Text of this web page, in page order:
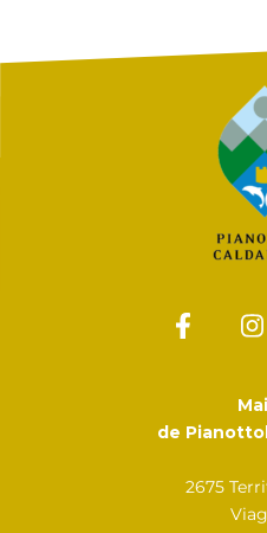
de
2675